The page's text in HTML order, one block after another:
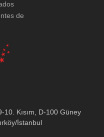
de
Kısım, D-100 Güney
İstanbul